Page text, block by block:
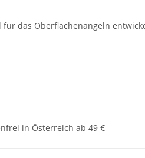
für das Oberflächenangeln
in Österreich ab 49 €